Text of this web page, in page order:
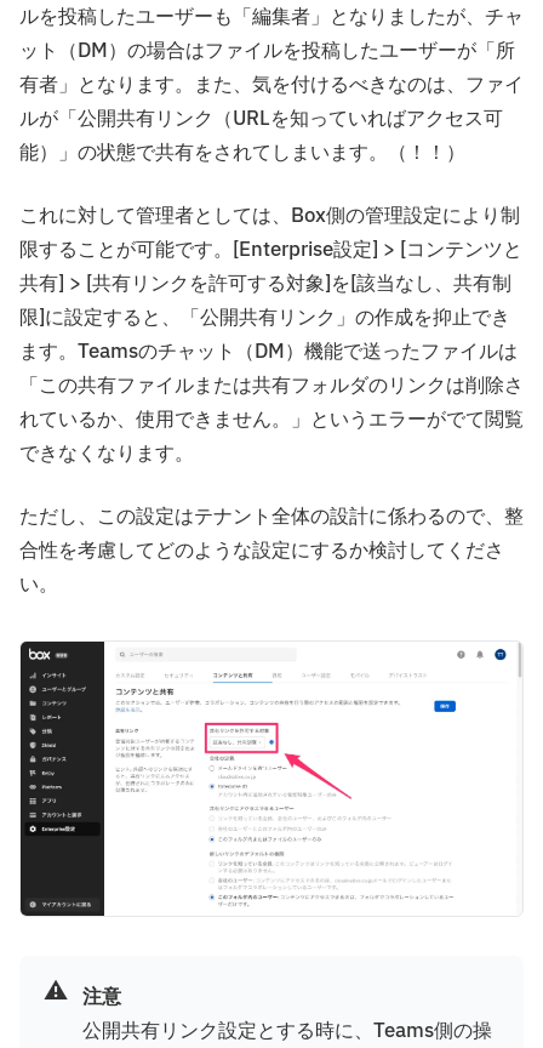
ルを投稿したユーザーも「編集者」となりましたが、チャ
ット（DM）の場合はファイルを投稿したユーザーが「所
有者」となります。また、気を付けるべきなのは、ファイ
ルが「公開共有リンク（URLを知っていればアクセス可
能）」の状態で共有をされてしまいます。（！！）
これに対して管理者としては、Box側の管理設定により制
限することが可能です。[Enterprise設定] > [コンテンツと
共有] > [共有リンクを許可する対象]を[該当なし、共有制
限]に設定すると、「公開共有リンク」の作成を抑止でき
ます。Teamsのチャット（DM）機能で送ったファイルは
「この共有ファイルまたは共有フォルダのリンクは削除さ
れているか、使用できません。」というエラーがでて閲覧
できなくなります。
ただし、この設定はテナント全体の設計に係わるので、整
合性を考慮してどのような設定にするか検討してくださ
い。
⚠️ 注意
公開共有リンク設定とする時に、Teams側の操